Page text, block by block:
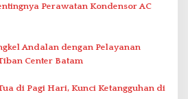
Perawatan Kondensor AC
Andalan dengan Pelayanan
Center Batam
di Pagi Hari, Kunci Ketangguhan di